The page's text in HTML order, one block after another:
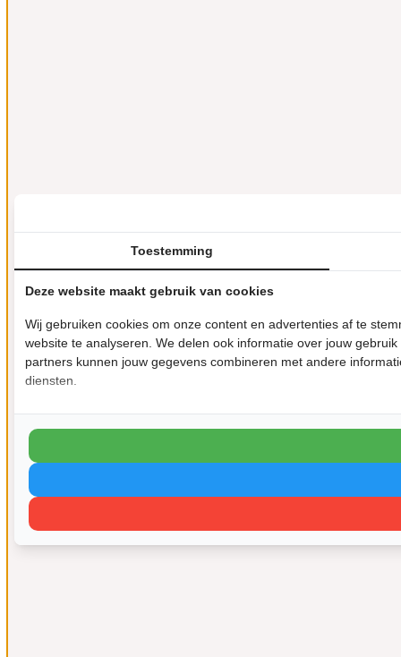
Toestemming
Deze website maakt gebruik van cookies
Wij gebruiken cookies om onze content en advertenties af te
website te analyseren. We delen ook informatie over jouw
partners kunnen jouw gegevens combineren met andere
diensten.